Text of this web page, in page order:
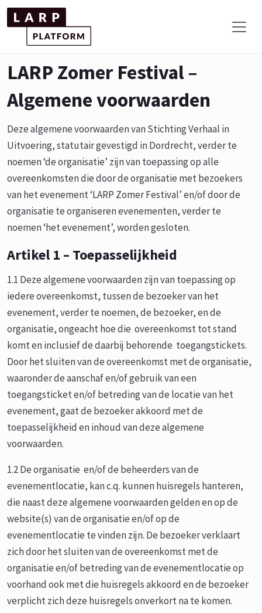
LARP Zomer Festival –
Algemene voorwaarden
Deze algemene voorwaarden van Stichting Verhaal in
Uitvoering, statutair gevestigd in Dordrecht, verder te
noemen ‘de organisatie’ zijn van toepassing op alle
overeenkomsten die door de organisatie met bezoekers
van het evenement ‘LARP Zomer Festival’ en/of door de
organisatie te organiseren evenementen, verder te
noemen ‘het evenement’, worden gesloten.
Artikel 1 – Toepasselijkheid
1.1 Deze algemene voorwaarden zijn van toepassing op
iedere overeenkomst, tussen de bezoeker van het
evenement, verder te noemen, de bezoeker, en de
organisatie, ongeacht hoe die overeenkomst tot stand
komt en inclusief de daarbij behorende toegangstickets.
Door het sluiten van de overeenkomst met de organisatie,
waaronder de aanschaf en/of gebruik van een
toegangsticket en/of betreding van de locatie van het
evenement, gaat de bezoeker akkoord met de
toepasselijkheid en inhoud van deze algemene
voorwaarden.
1.2 De organisatie en/of de beheerders van de
evenementlocatie, kan c.q. kunnen huisregels hanteren,
die naast deze algemene voorwaarden gelden en op de
website(s) van de organisatie en/of op de
evenementlocatie te vinden zijn. De bezoeker verklaart
zich door het sluiten van de overeenkomst met de
organisatie en/of betreding van de evenementlocatie op
voorhand ook met die huisregels akkoord en de bezoeker
verplicht zich deze huisregels onverkort na te komen.